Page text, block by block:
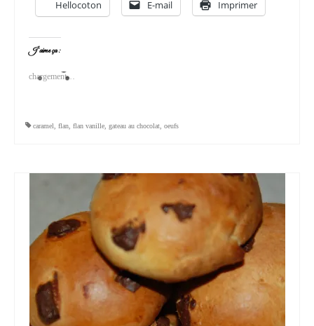
Hellocoton E-mail Imprimer
J’aime ça :
chargement…
caramel flan flan vanille gateau au chocolat oeufs